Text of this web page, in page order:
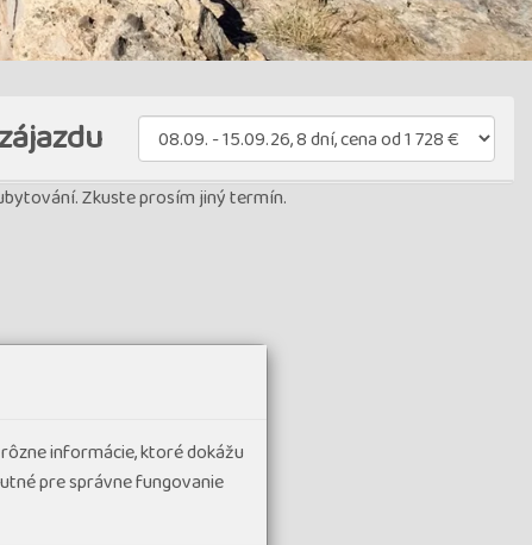
Zkuste prosím jiný termín.
informácie, ktoré dokážu
pre správne fungovanie